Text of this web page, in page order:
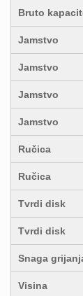
Bruto
Jamstvo
Jamstvo
Jamstvo
Jamstvo
Ručica
Ručica
Tvrdi disk
Tvrdi disk
Snaga
Visina